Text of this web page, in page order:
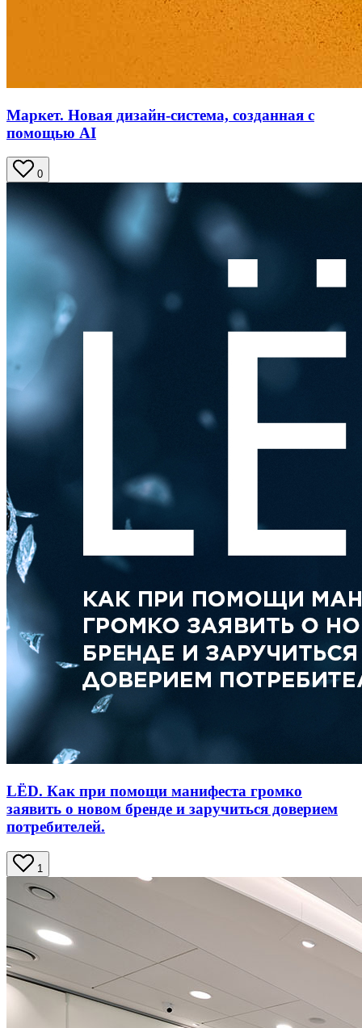
Маркет. Новая дизайн-система, созданная с
помощью AI
0
LЁD. Как при помощи манифеста громко
заявить о новом бренде и заручиться доверием
потребителей.
1